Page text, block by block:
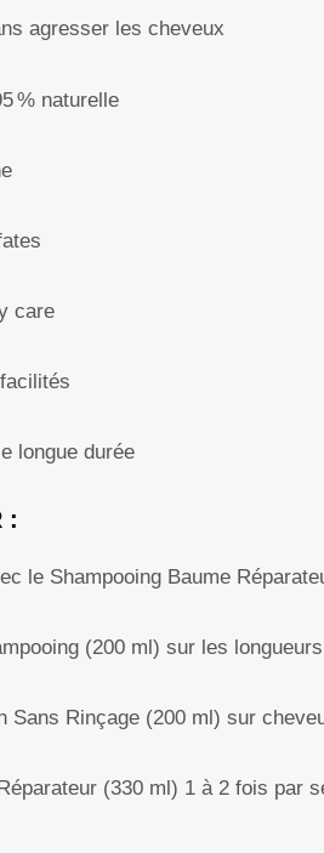
agresser les cheveux
% naturelle
care
longue durée
:
le Shampooing Baume
(200 ml) sur les
Sans Rinçage (200 ml) sur
(330 ml) 1 à 2 fois par